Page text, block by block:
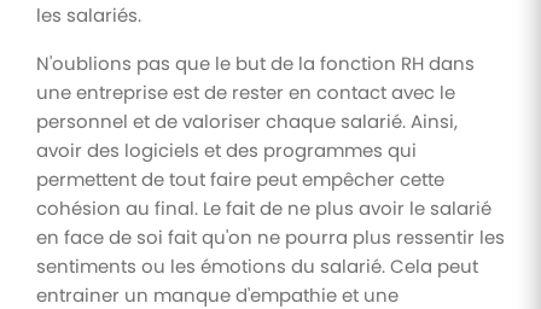
les salariés.
N'oublions pas que le but de la fonction RH dans
une entreprise est de rester en contact avec le
personnel et de valoriser chaque salarié. Ainsi,
avoir des logiciels et des programmes qui
permettent de tout faire peut empêcher cette
cohésion au final. Le fait de ne plus avoir le salarié
en face de soi fait qu'on ne pourra plus ressentir les
sentiments ou les émotions du salarié. Cela peut
entrainer un manque d'empathie et une